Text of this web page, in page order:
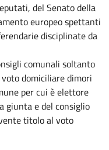
del Senato della
europeo spettanti
disciplinate da
comunali soltanto
domiciliare dimori
per cui è elettore
giunta e del consiglio
titolo al voto